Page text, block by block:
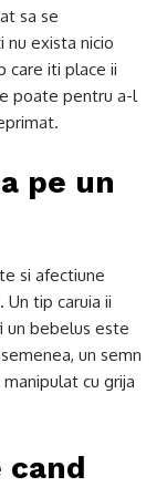
sa se
nu exista nicio
care iti place ii
poate pentru a-l
pe un
si afectiune
Un tip caruia ii
un bebelus este
un semn
cu grija
cand